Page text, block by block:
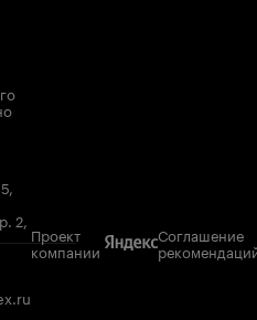
2,
Проект
компании
Соглашение